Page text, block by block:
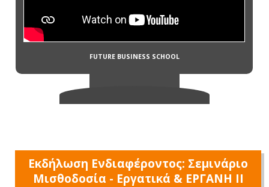
Εκδήλωση Ενδιαφέροντος: Σεμινάριο
Μισθοδοσία - Εργατικά & ΕΡΓΑΝΗ ΙΙ